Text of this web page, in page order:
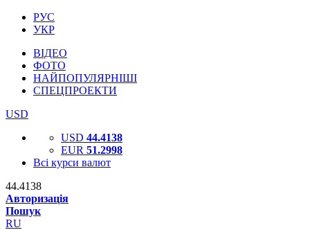
РУС
УКР
ВІДЕО
ФОТО
НАЙПОПУЛЯРНІШІ
СПЕЦПРОЕКТИ
USD
USD 44.4138
EUR 51.2998
Всі курси валют
44.4138
Авторизація
Пошук
RU